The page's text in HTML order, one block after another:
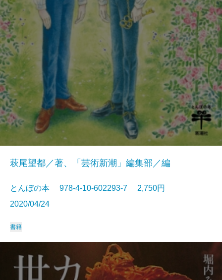
萩尾望都／著、「芸術新潮」編集部／編
とんぼの本 978-4-10-602293-7 2,750円
2020/04/24
書籍